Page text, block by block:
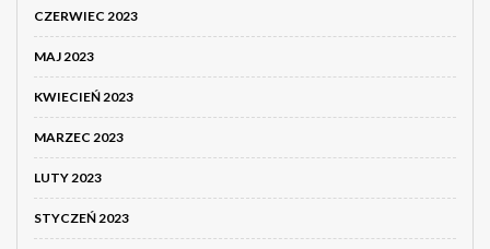
CZERWIEC 2023
MAJ 2023
KWIECIEŃ 2023
MARZEC 2023
LUTY 2023
STYCZEŃ 2023